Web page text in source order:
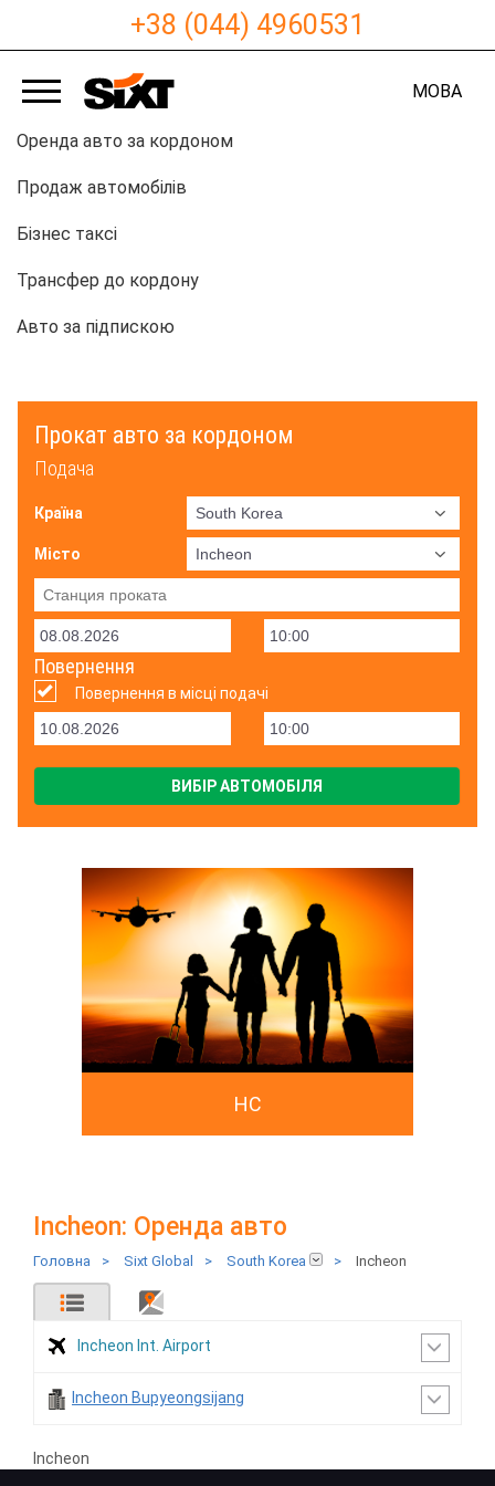
+38 (044) 4960531
МОВА
Оренда авто за кордоном
Продаж автомобілів
Бізнес таксі
Трансфер до кордону
Авто за підпискою
Прокат авто за кордоном
Подача
Країна
Місто
Повернення
Повернення в місці подачі
ВИБІР АВТОМОБІЛЯ
HC
Incheon: Оренда авто
Головна > Sixt Global > South Korea > Incheon
Incheon Int. Airport
Incheon Bupyeongsijang
Incheon